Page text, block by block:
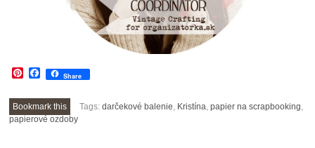
Pinterest
Facebook
Share
Bookmark this Tags:darčekové balenie, Kristína,papier na scrapbooking,
papierové ozdoby